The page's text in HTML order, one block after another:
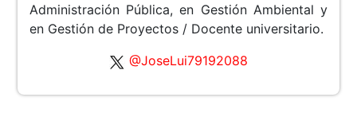
Administración Pública, en Gestión Ambiental y
en Gestión de Proyectos / Docente universitario.
@JoseLui79192088